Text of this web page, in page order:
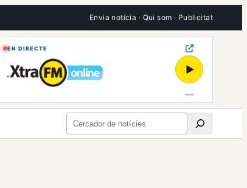
Envia notícia · Qui som · Publicitat
EN DIRECTE
▶
Cerca